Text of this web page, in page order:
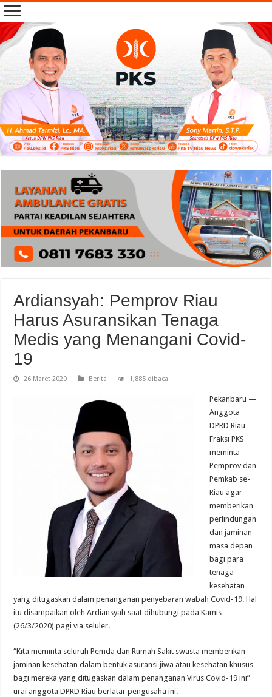
Ardiansyah: Pemprov Riau
Harus Asuransikan Tenaga
Medis yang Menangani Covid-
19
26 Maret 2020 Berita 1,885 dibaca
Pekanbaru —
Anggota
DPRD Riau
Fraksi PKS
meminta
Pemprov dan
Pemkab se-
Riau agar
memberikan
perlindungan
dan jaminan
masa depan
bagi para
tenaga
kesehatan
yang ditugaskan dalam penanganan penyebaran wabah Covid-19. Hal
itu disampaikan oleh Ardiansyah saat dihubungi pada Kamis
(26/3/2020) pagi via seluler.
“Kita meminta seluruh Pemda dan Rumah Sakit swasta memberikan
jaminan kesehatan dalam bentuk asuransi jiwa atau kesehatan khusus
bagi mereka yang ditugaskan dalam penanganan Virus Covid-19 ini”
urai anggota DPRD Riau berlatar pengusaha ini.